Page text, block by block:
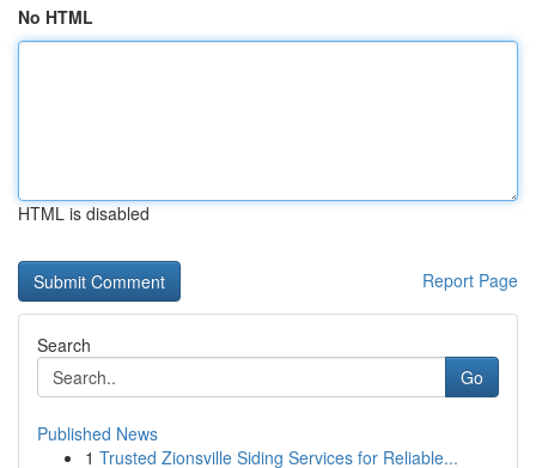
No HTML
HTML is disabled
Report Page
Search
Go
Published News
1 Trusted Zionsville Siding Services for Reliable...